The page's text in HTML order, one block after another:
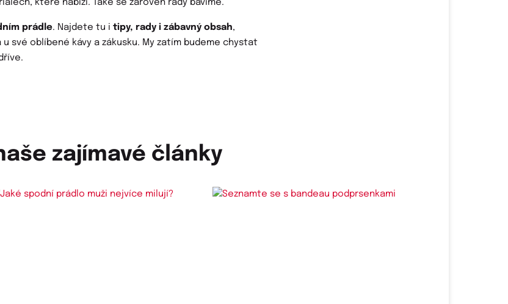
které nabízí. Také se zároveň rády bavíme.
prádle. Najdete tu i tipy, rady i zábavný obsah,
své oblíbené kávy a zákusku. My zatím budeme chystat
zajímavé články